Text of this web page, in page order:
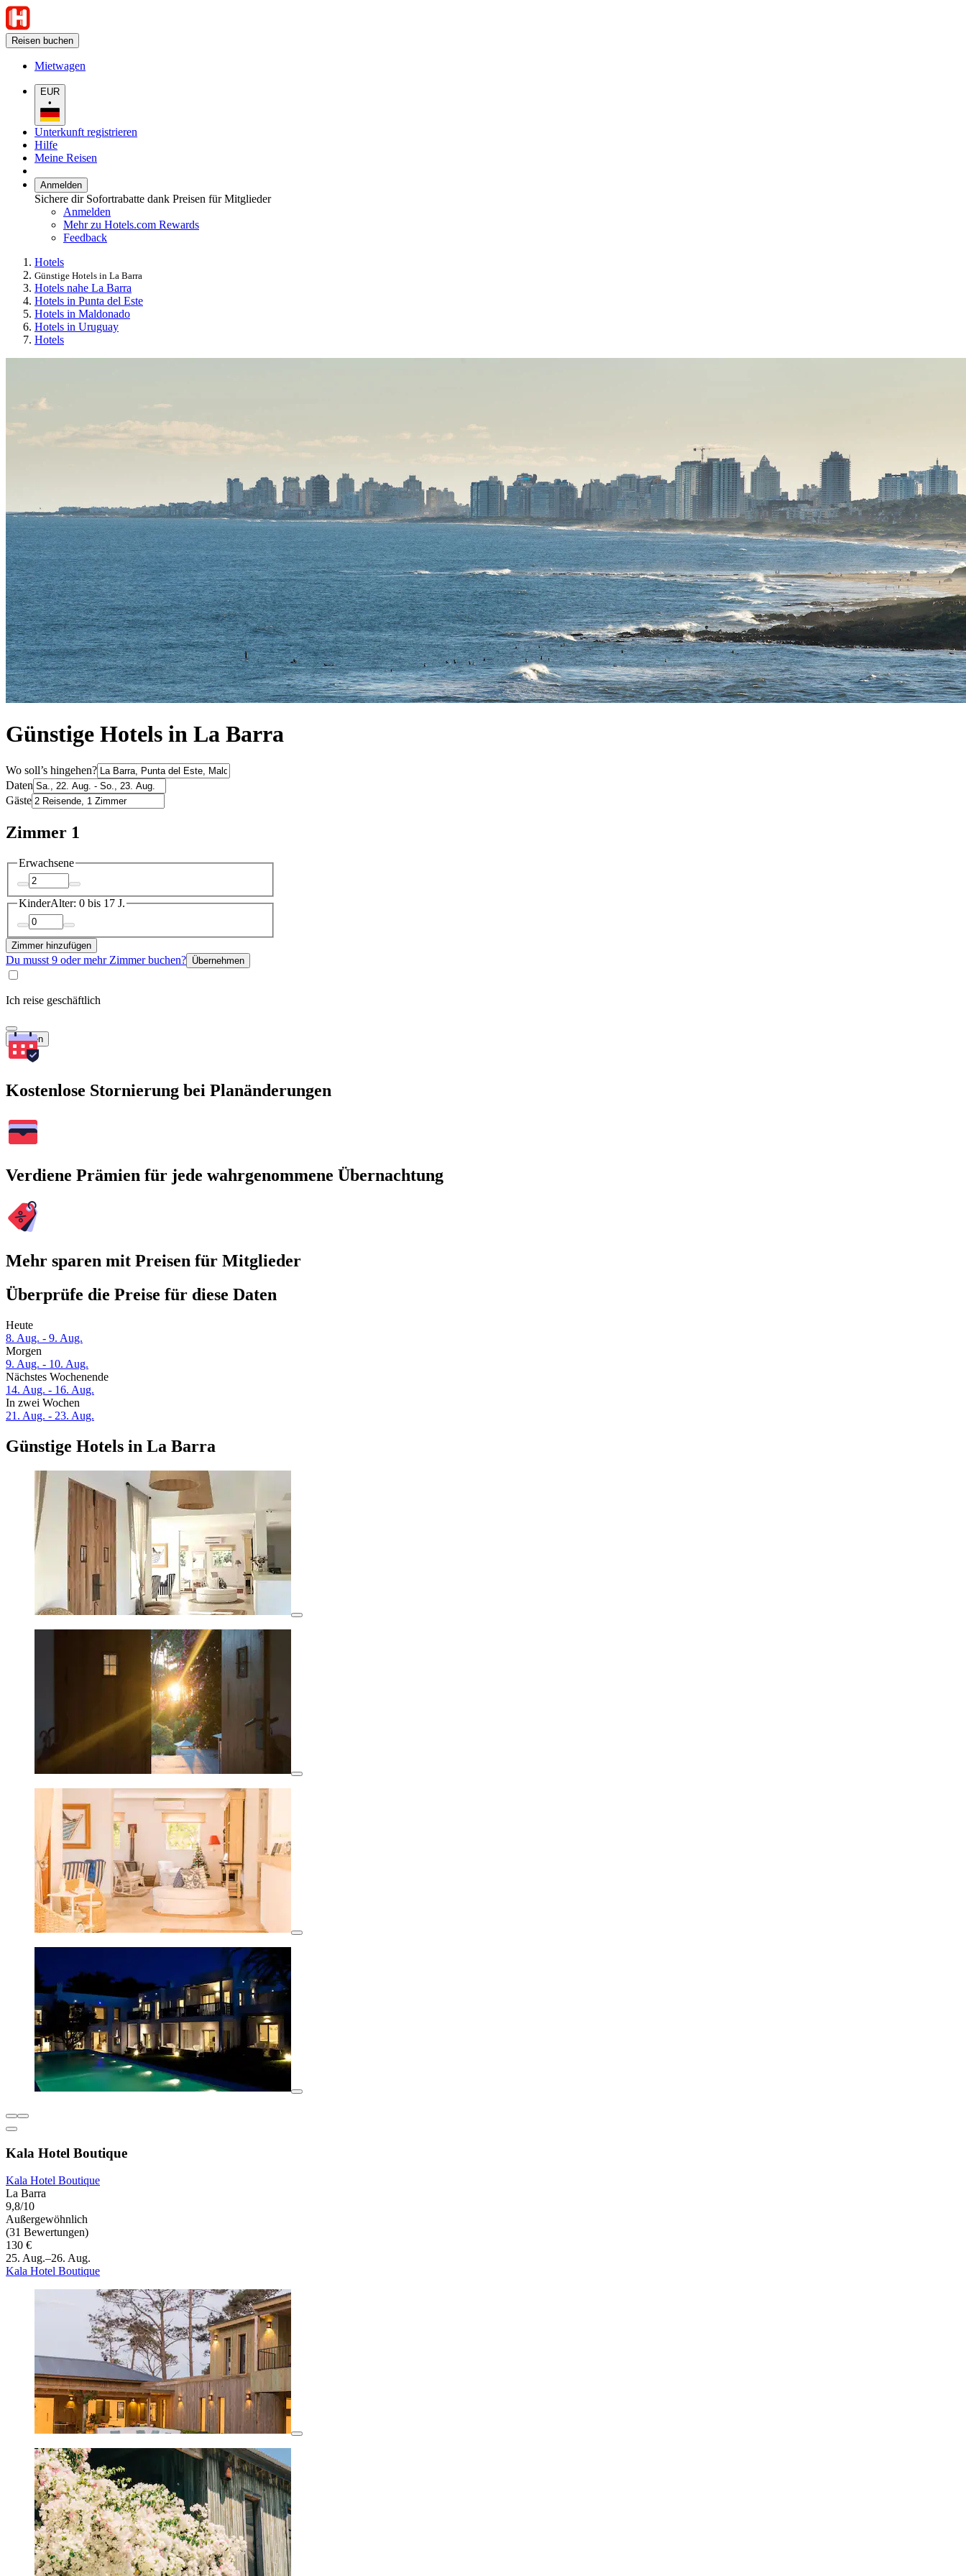
Reisen buchen
Mietwagen
EUR
•
Unterkunft registrieren
Hilfe
Meine Reisen
Anmelden
Sichere dir Sofortrabatte dank Preisen für Mitglieder
Anmelden
Mehr zu Hotels.com Rewards
Feedback
Hotels
Günstige Hotels in La Barra
Hotels nahe La Barra
Hotels in Punta del Este
Hotels in Maldonado
Hotels in Uruguay
Hotels
Günstige Hotels in La Barra
Wo soll’s hingehen?
Daten
Gäste
Zimmer 1
Erwachsene
KinderAlter: 0 bis 17 J.
Zimmer hinzufügen
Du musst 9 oder mehr Zimmer buchen? Übernehmen
Ich reise geschäftlich
Suchen
Kostenlose Stornierung bei Planänderungen
Verdiene Prämien für jede wahrgenommene Übernachtung
Mehr sparen mit Preisen für Mitglieder
Überprüfe die Preise für diese Daten
Heute
8. Aug. - 9. Aug.
Morgen
9. Aug. - 10. Aug.
Nächstes Wochenende
14. Aug. - 16. Aug.
In zwei Wochen
21. Aug. - 23. Aug.
Günstige Hotels in La Barra
Kala Hotel Boutique
Kala Hotel Boutique
La Barra
9,8/10
Außergewöhnlich
(31 Bewertungen)
130 €
25. Aug.–26. Aug.
Kala Hotel Boutique